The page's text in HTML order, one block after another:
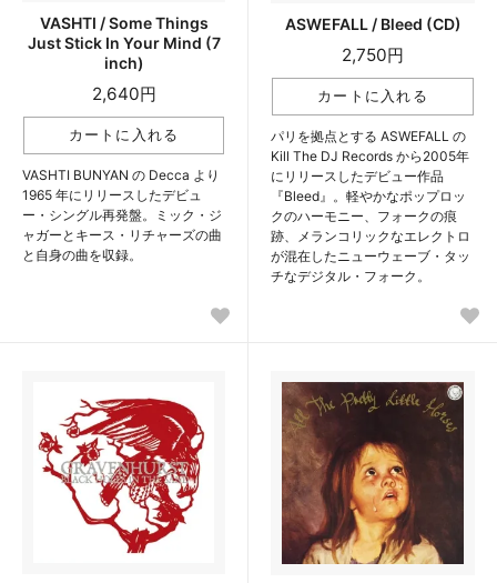
VASHTI / Some Things
Just Stick In Your Mind (7
inch)
2,640円
VASHTI BUNYAN の Decca より
1965 年にリリースしたデビュ
ー・シングル再発盤。ミック・ジ
ャガーとキース・リチャーズの曲
と自身の曲を収録。
ASWEFALL / Bleed (CD)
2,750円
パリを拠点とする ASWEFALL の
Kill The DJ Records から2005年
にリリースしたデビュー作品
『Bleed』。軽やかなポップロッ
クのハーモニー、フォークの痕
跡、メランコリックなエレクトロ
が混在したニューウェーブ・タッ
チなデジタル・フォーク。